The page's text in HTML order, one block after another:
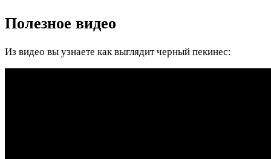
Полезное видео
Из видео вы узнаете как выглядит черный пекинес: